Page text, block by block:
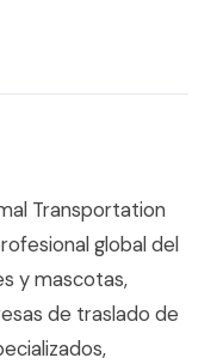
Transportation
global del
y mascotas,
de traslado de